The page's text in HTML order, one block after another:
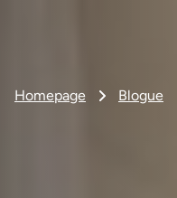
Homepage Blogue